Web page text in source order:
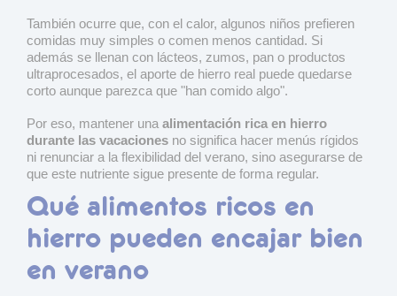
También ocurre que, con el calor, algunos niños prefieren
comidas muy simples o comen menos cantidad. Si
además se llenan con lácteos, zumos, pan o productos
ultraprocesados, el aporte de hierro real puede quedarse
corto aunque parezca que "han comido algo".
Por eso, mantener una alimentación rica en hierro
durante las vacaciones no significa hacer menús rígidos
ni renunciar a la flexibilidad del verano, sino asegurarse de
que este nutriente sigue presente de forma regular.
Qué alimentos ricos en
hierro pueden encajar bien
en verano